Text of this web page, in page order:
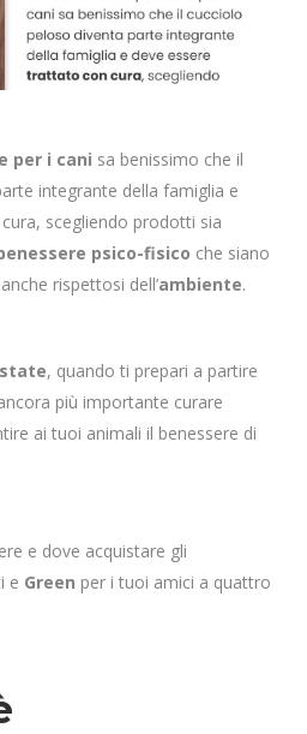
per i cani sa benissimo che il
integrante della famiglia e
scegliendo prodotti sia
psico-fisico che siano
rispettosi dell’ambiente.
, quando ti prepari a partire
più importante curare
ai tuoi animali il benessere di
e dove acquistare gli
e Green per i tuoi amici a quattro